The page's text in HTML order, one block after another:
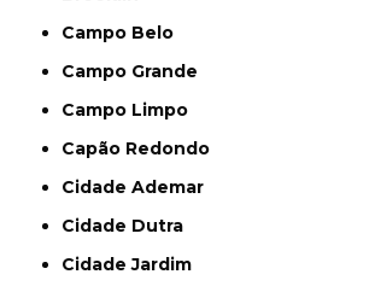
Campo Belo
Campo Grande
Campo Limpo
Capão Redondo
Cidade Ademar
Cidade Dutra
Cidade Jardim